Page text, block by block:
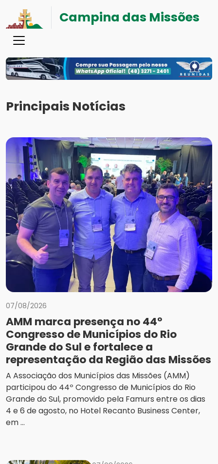
Campina das Missões
Principais Notícias
07/08/2026
AMM marca presença no 44º
Congresso de Municípios do Rio
Grande do Sul e fortalece a
representação da Região das Missões
A Associação dos Municípios das Missões (AMM)
participou do 44º Congresso de Municípios do Rio
Grande do Sul, promovido pela Famurs entre os dias
4 e 6 de agosto, no Hotel Recanto Business Center,
em ...